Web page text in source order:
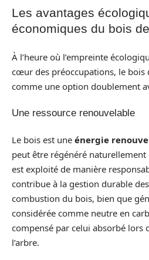
Les avantages
économiques du bois
À l’heure où l’empreinte
cœur des préoccupations, le bois
comme une option doublement
Une ressource renouvelable
Le bois est une énergie
peut être régénéré naturellement
est exploité de manière
contribue à la gestion durable
combustion du bois, bien que
considérée comme neutre en
compensé par celui absorbé lors
l’arbre.